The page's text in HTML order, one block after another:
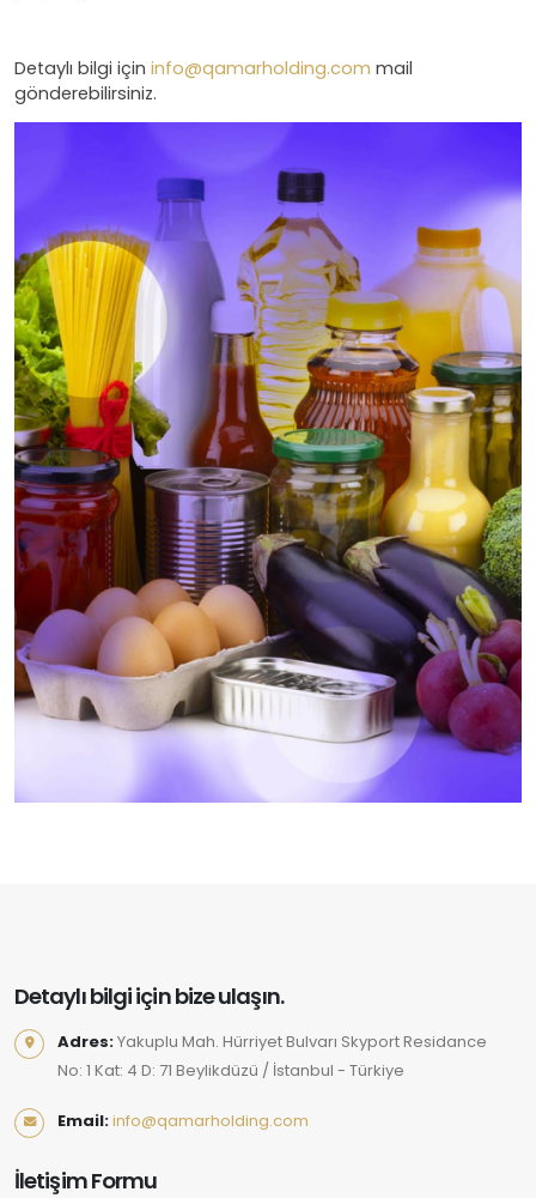
Detaylı bilgi için info@qamarholding.com mail
gönderebilirsiniz.
Detaylı bilgi için bize ulaşın.
Adres:Yakuplu Mah. Hürriyet Bulvarı Skyport Residance
No: 1 Kat: 4 D: 71 Beylikdüzü / İstanbul - Türkiye
Email:info@qamarholding.com
İletişim Formu